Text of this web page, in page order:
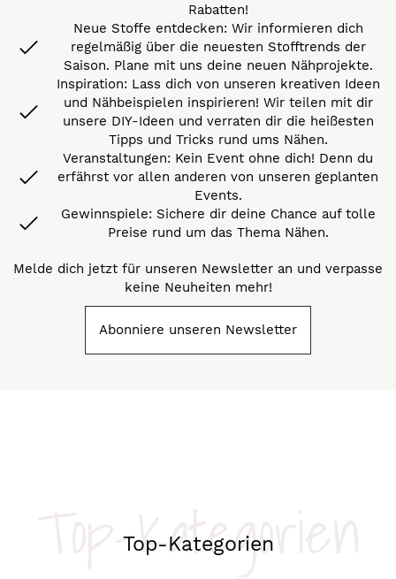
Rabatten!
Neue Stoffe entdecken: Wir informieren dich
regelmäßig über die neuesten Stofftrends der
Saison. Plane mit uns deine neuen Nähprojekte.
Inspiration: Lass dich von unseren kreativen Ideen
und Nähbeispielen inspirieren! Wir teilen mit dir
unsere DIY-Ideen und verraten dir die heißesten
Tipps und Tricks rund ums Nähen.
Veranstaltungen: Kein Event ohne dich! Denn du
erfährst vor allen anderen von unseren geplanten
Events.
Gewinnspiele: Sichere dir deine Chance auf tolle
Preise rund um das Thema Nähen.
Melde dich jetzt für unseren Newsletter an und verpasse
keine Neuheiten mehr!
Abonniere unseren Newsletter
Top-Kategorien
Top-Kategorien